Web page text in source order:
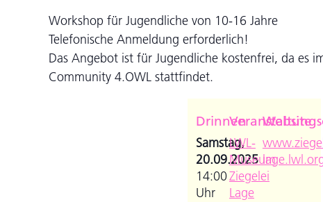
Workshop für Jugendliche von 10-16 Jahre
Telefonische Anmeldung erforderlich!
Das Angebot ist für Jugendliche kostenfrei, da es
Community 4.OWL stattfindet.
Drinnen
Samstag,
20.09.2025
14:00
Uhr
LWL-
Museum
Ziegelei
Lage
Website